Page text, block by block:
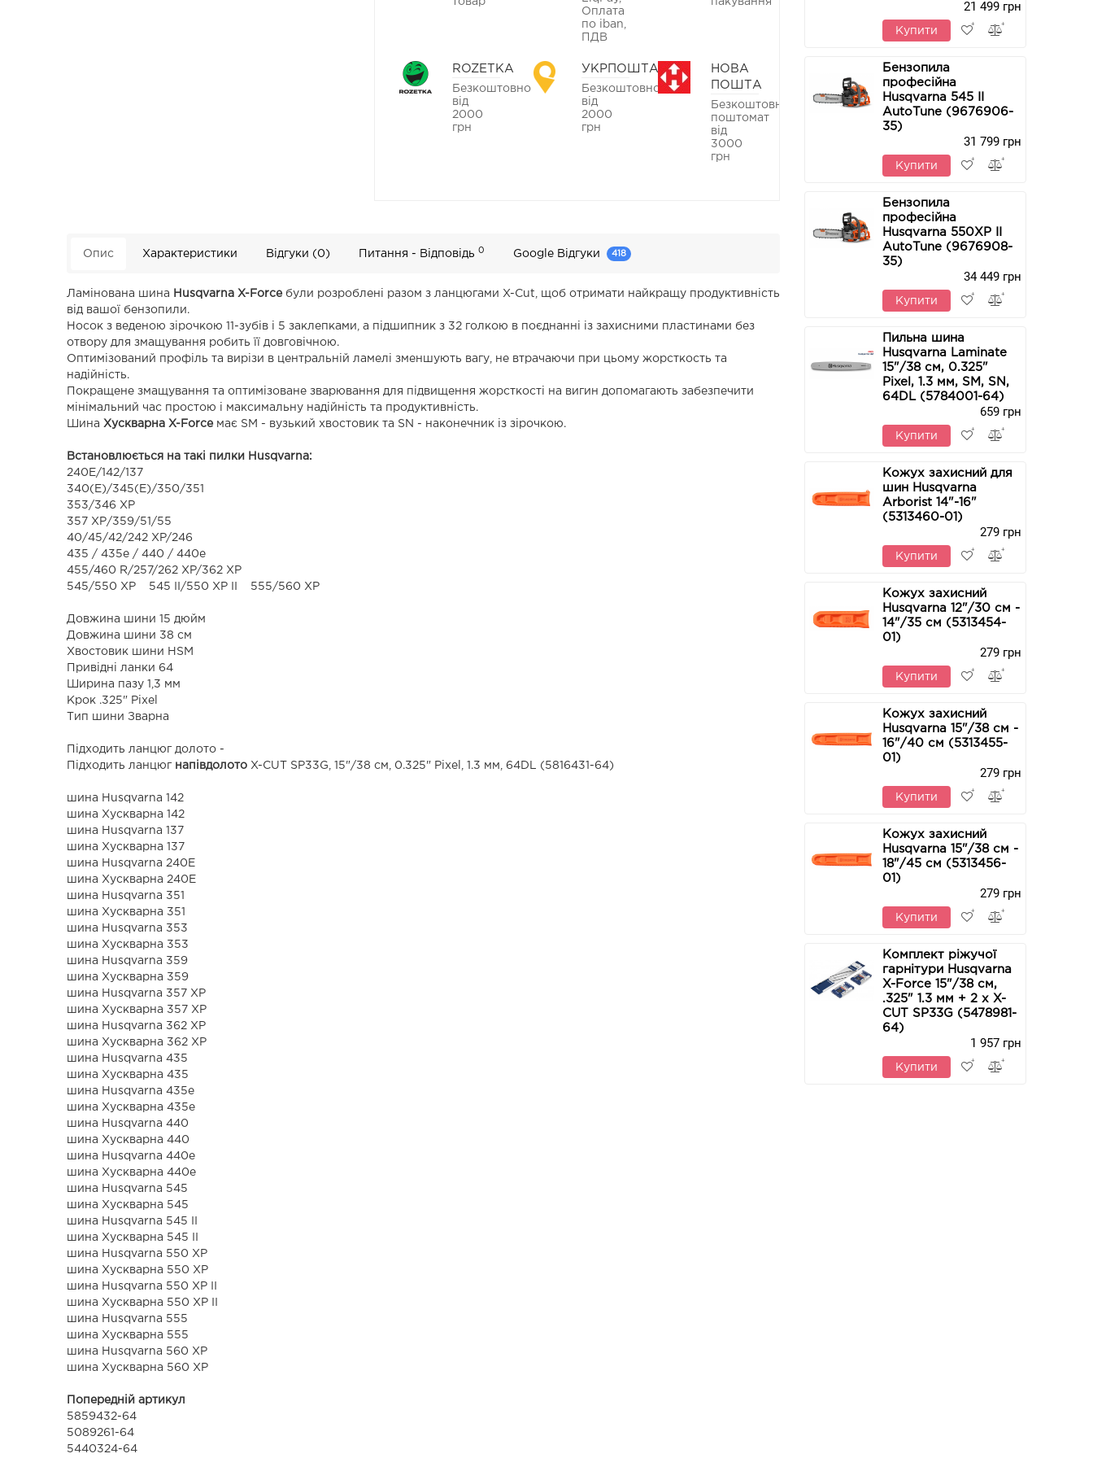
Оплата
по iban,
ПДВ
ROZETKA
Безкоштовно
від
2000
грн
УКРПОШТА
Безкоштовно
від
2000
грн
НОВА
ПОШТА
Безкоштовно
поштомат
від
3000
грн
Опис Характеристики Відгуки (0) Питання - Відповідь0 Google Відгуки 418
Ламінована шина Husqvarna X-Forceбули розроблені разом з ланцюгами X-Cut, щоб отримати найкращу продуктивність
від вашої бензопили.
Носок з веденою зірочкою 11-зубів і 5 заклепками, а підшипник з 32 голкою в поєднанні із захисними пластинами без
отвору для змащування робить її довговічною.
Оптимізований профіль та вирізи в центральній ламелі зменшують вагу, не втрачаючи при цьому жорсткость та
надійність.
Покращене змащування та оптимізоване зварювання для підвищення жорсткості на вигин допомагають забезпечити
мінімальний час простою і максимальну надійність та продуктивність.
Шина Хускварна X-Forceмає SM - вузький хвостовик та SN - наконечник із зірочкою.
Встановлюється на такі пилки Husqvarna:
240E/142/137
340(E)/345(E)/350/351
353/346 XP
357 ХР/359/51/55
40/45/42/242 XP/246
435 / 435e / 440 / 440e
455/460 R/257/262 XP/362 XP
545/550 XP 545 II/550 XP II 555/560 ХР
Довжина шини 15 дюйм
Довжина шини 38 см
Хвостовик шини HSM
Привідні ланки 64
Ширина пазу 1,3 мм
Крок .325" Pixel
Тип шини Зварна
Підходить ланцюг долото -
Підходить ланцюг напівдолото X-CUT SP33G, 15"/38 см, 0.325" Pixel, 1.3 мм, 64DL (5816431-64)
шина Husqvarna 142
шина Хускварна 142
шина Husqvarna 137
шина Хускварна 137
шина Husqvarna 240E
шина Хускварна 240E
шина Husqvarna 351
шина Хускварна 351
шина Husqvarna 353
шина Хускварна 353
шина Husqvarna 359
шина Хускварна 359
шина Husqvarna 357 ХР
шина Хускварна 357 ХР
шина Husqvarna 362 XP
шина Хускварна 362 XP
шина Husqvarna 435
шина Хускварна 435
шина Husqvarna 435e
шина Хускварна 435e
шина Husqvarna 440
шина Хускварна 440
шина Husqvarna 440e
шина Хускварна 440e
шина Husqvarna 545
шина Хускварна 545
шина Husqvarna 545 II
шина Хускварна 545 II
шина Husqvarna 550 XP
шина Хускварна 550 XP
шина Husqvarna 550 XP II
шина Хускварна 550 XP II
шина Husqvarna 555
шина Хускварна 555
шина Husqvarna 560 ХР
шина Хускварна 560 ХР
Попередній артикул
5859432-64
5089261-64
5440324-64
21 499 грн
Купити
Бензопила
професійна
Husqvarna 545 II
AutoTune (9676906-
35)
31 799 грн
Купити
Бензопила
професійна
Husqvarna 550ХР II
AutoTune (9676908-
35)
34 449 грн
Купити
Пильна шина
Husqvarna Laminate
15"/38 см, 0.325"
Pixel, 1.3 мм, SM, SN,
64DL (5784001-64)
659 грн
Купити
Кожух захисний для
шин Husqvarna
Arborist 14"-16"
(5313460-01)
279 грн
Купити
Кожух захисний
Husqvarna 12"/30 см -
14"/35 см (5313454-
01)
279 грн
Купити
Кожух захисний
Husqvarna 15"/38 см -
16"/40 см (5313455-
01)
279 грн
Купити
Кожух захисний
Husqvarna 15"/38 см -
18"/45 см (5313456-
01)
279 грн
Купити
Комплект ріжучої
гарнітури Husqvarna
X-Force 15"/38 см,
.325" 1.3 мм + 2 х X-
CUT SP33G (5478981-
64)
1 957 грн
Купити